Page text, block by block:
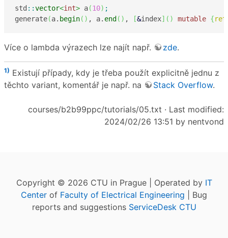
std ::vector<int> a(10) ;
generate(a. begin( ) , a. end( ) , [&index] ( ) mutable {
Více o lambda výrazech lze najít např. zde.
1) Existují případy, kdy je třeba použít explicitně jednu z
těchto variant, komentář je např. na
Stack Overflow.
courses/b2b99ppc/tutorials/05.txt · Last modified:
2024/02/26 13:51 by nentvond
Copyright © 2026 CTU in Prague | Operated by IT
Center of Faculty of Electrical Engineering | Bug
reports and suggestions ServiceDesk CTU